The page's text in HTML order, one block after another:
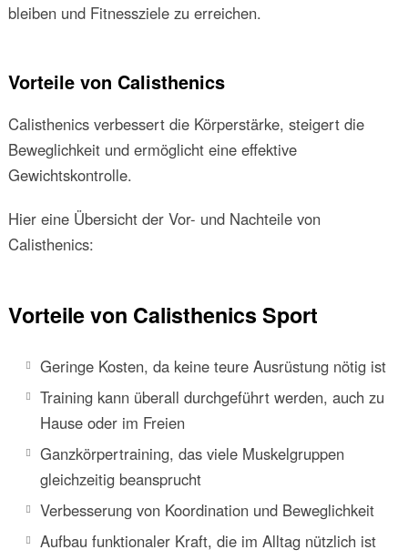
bleiben und Fitnessziele zu erreichen.
Vorteile von Calisthenics
Calisthenics verbessert die Körperstärke, steigert die
Beweglichkeit und ermöglicht eine effektive
Gewichtskontrolle.
Hier eine Übersicht der Vor- und Nachteile von
Calisthenics:
Vorteile von Calisthenics Sport
Geringe Kosten, da keine teure Ausrüstung nötig ist
Training kann überall durchgeführt werden, auch zu
Hause oder im Freien
Ganzkörpertraining, das viele Muskelgruppen
gleichzeitig beansprucht
Verbesserung von Koordination und Beweglichkeit
Aufbau funktionaler Kraft, die im Alltag nützlich ist